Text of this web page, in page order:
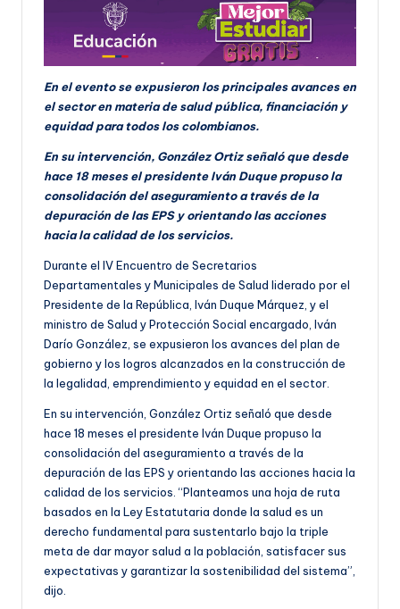
En el evento se expusieron los principales avances en
el sector en materia de salud pública, financiación y
equidad para todos los colombianos.
En su intervención, González Ortiz señaló que desde
hace 18 meses el presidente Iván Duque propuso la
consolidación del aseguramiento a través de la
depuración de las EPS y orientando las acciones
hacia la calidad de los servicios.
Durante el IV Encuentro de Secretarios
Departamentales y Municipales de Salud liderado por el
Presidente de la República, Iván Duque Márquez, y el
ministro de Salud y Protección Social encargado, Iván
Darío González, se expusieron los avances del plan de
gobierno y los logros alcanzados en la construcción de
la legalidad, emprendimiento y equidad en el sector.
En su intervención, González Ortiz señaló que desde
hace 18 meses el presidente Iván Duque propuso la
consolidación del aseguramiento a través de la
depuración de las EPS y orientando las acciones hacia la
calidad de los servicios. “Planteamos una hoja de ruta
basados en la Ley Estatutaria donde la salud es un
derecho fundamental para sustentarlo bajo la triple
meta de dar mayor salud a la población, satisfacer sus
expectativas y garantizar la sostenibilidad del sistema”,
dijo.